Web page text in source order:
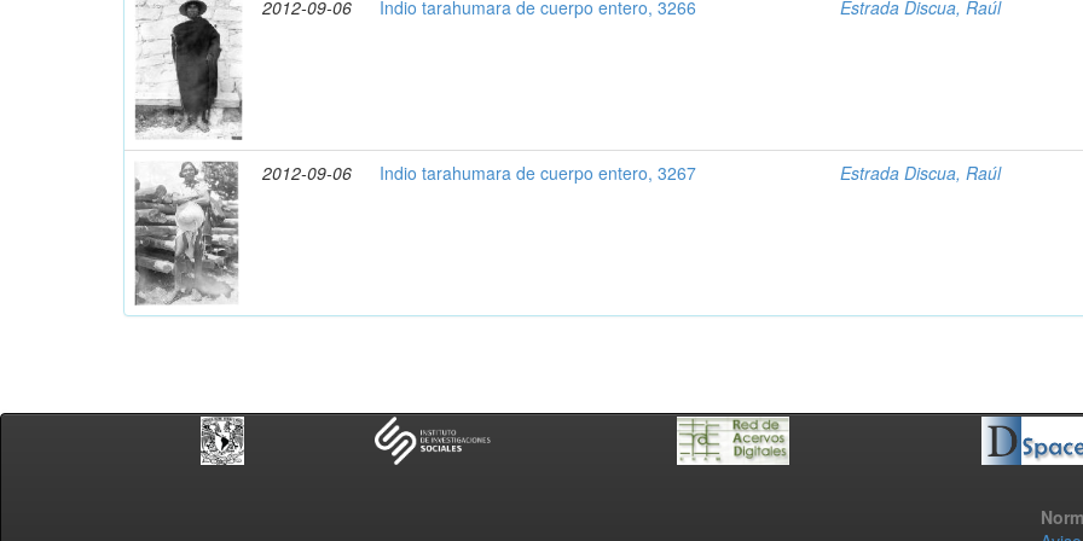
2012-09-06 Indio tarahumara de cuerpo entero, 3266 Estrada Discua, Raúl
2012-09-06 Indio tarahumara de cuerpo entero, 3267 Estrada Discua, Raúl